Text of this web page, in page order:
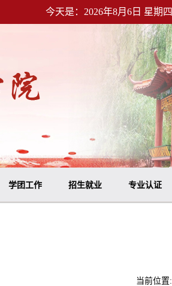
今天是：2026年8月6日 星期四
学团工作 招生就业 专业认证
当前位置: